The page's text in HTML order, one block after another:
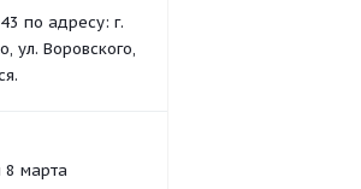
по адресу: г.
ул. Воровского,
8 марта